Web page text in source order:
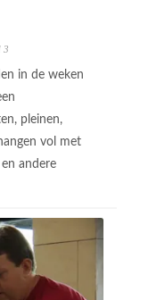
3
in de weken
pleinen,
vol met
andere